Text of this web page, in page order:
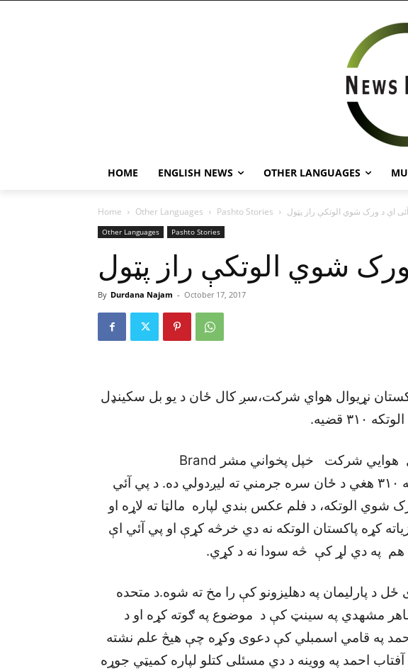
HOME ENGLISH NEWS OTHER LANGUAGES
Home Other Languages Pashto Stories اې د ورک شوي الوتکې راز پټول
Other Languages Pashto Stories
شوي الوتکې راز پټول
By Durdana Najam - October 17, 2017
نړيوال هواي شرکت،سږ کال ځان د يو بل سکينډل
قضيه.
په نوي تناب کې، د پاکستان نړيوال هوايي شرکت خپل پخواني مشر Brand
Hildenbrandتورن کړو،چې الوتکه ۳۱۰ هغي د ځان سره جرمني ته ليږدولي ده. د پي آئي
شوي الوتکه، د فلم عکس بندي لپاره مالټا ته لاړه او
کړه پاکستان الوتکه نه دي خرڅه کړې او پي آئي اې
په دي لړ کې څه سودا نه د کړي.
د پارليمان په دهليزونو کې را مخ ته شوه.د متحده
مشهدي په سينټ کې د موضوع په ګوته کړه او د
احمد په قامي اسمبلي کې دعوی وکړه چې هيڅ علم نشته
احمد په ووينه د دي مسئلی کتلو لپاره کميټي جوړه